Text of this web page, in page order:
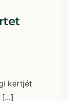
kertjét